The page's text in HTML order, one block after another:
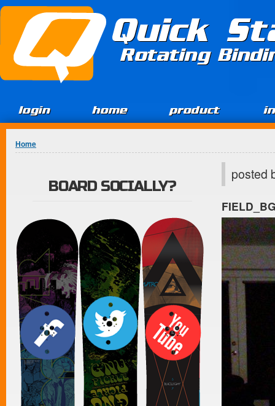
Jump to Content
Quick
Rotating
login home product
You are here
Home
posted
BOARD SOCIALLY?